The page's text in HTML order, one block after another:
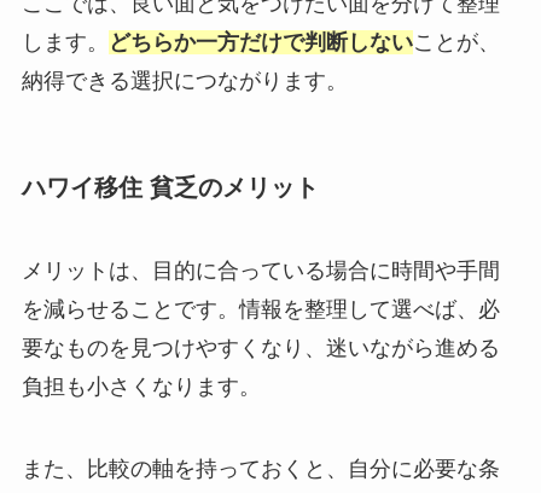
します。
どちらか一方だけで判断しないことが、
納得できる選択につながります。
ハワイ移住 貧乏のメリット
メリットは、目的に合っている場合に時間や手間
を減らせることです。情報を整理して選べば、必
要なものを見つけやすくなり、迷いながら進める
負担も小さくなります。
また、比較の軸を持っておくと、自分に必要な条